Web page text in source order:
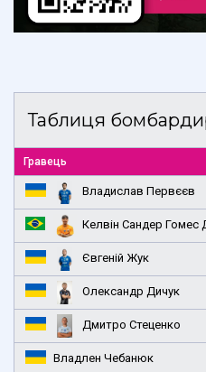
Таблиця
Гравець
Владислав Первєєв
Келвін Сандер Гомес
Євгеній Жук
Олександр Дичук
Дмитро Стеценко
Владлен Чебанюк